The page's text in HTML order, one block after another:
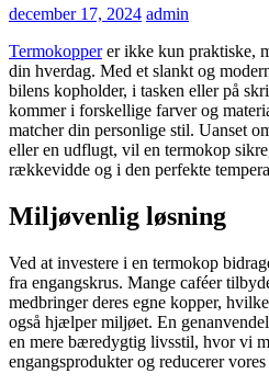
december 17, 2024 admin
Termokopperer ikke kun praktiske,
din hverdag. Med et slankt og
bilens kopholder, i tasken eller på
kommer i forskellige farver og
matcher din personlige stil. Uanset
eller en udflugt, vil en termokop
rækkevidde og i den perfekte
Miljøvenlig løsning
Ved at investere i en termokop
fra engangskrus. Mange caféer
medbringer deres egne kopper,
også hjælper miljøet. En
en mere bæredygtig livsstil, hvor vi
engangsprodukter og reducerer